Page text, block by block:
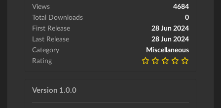
Views
4684
Total Downloads
0
First Release
28 Jun 2024
Last Release
28 Jun 2024
Category
Miscellaneous
Rating
Version 1.0.0